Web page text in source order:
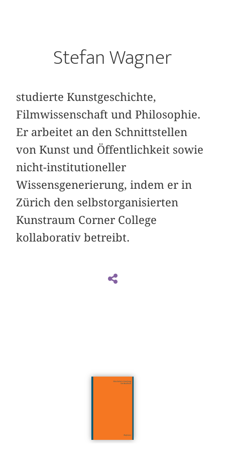
Stefan Wagner
studierte Kunstgeschichte,
Filmwissenschaft und Philosophie.
Er arbeitet an den Schnittstellen
von Kunst und Öffentlichkeit sowie
nicht-institutioneller
Wissensgenerierung, indem er in
Zürich den selbstorganisierten
Kunstraum Corner College
kollaborativ betreibt.